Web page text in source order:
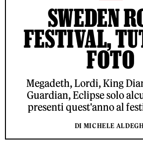
SWEDEN
FESTIVAL,
FOTO
Megadeth, Lordi, King
Guardian, Eclipse solo
presenti quest'anno al
DI MICHELE